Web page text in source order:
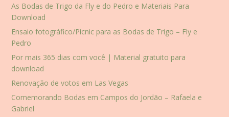
As Bodas de Trigo da Fly e do Pedro e Materiais Para
Download
Ensaio fotográfico/Picnic para as Bodas de Trigo – Fly e
Pedro
Por mais 365 dias com você | Material gratuito para
download
Renovação de votos em Las Vegas
Comemorando Bodas em Campos do Jordão – Rafaela e
Gabriel